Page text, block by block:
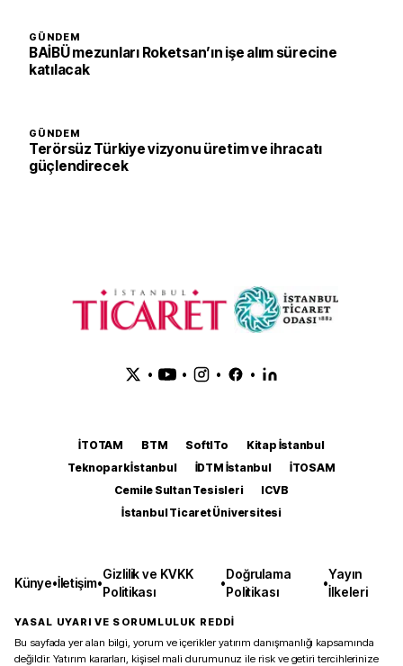
GÜNDEM
BAİBÜ mezunları Roketsan’ın işe alım sürecine
katılacak
GÜNDEM
Terörsüz Türkiye vizyonu üretim ve ihracatı
güçlendirecek
• • • •
İTOTAM BTM SoftITo
Kitap İstanbul
Teknopark İstanbul
İDTM İstanbul
İTOSAM
Cemile Sultan Tesisleri
ICVB
İstanbul Ticaret Üniversitesi
Künye•İletişim•
Gizlilik ve KVKK
Politikası
•
Doğrulama
Politikası
•
Yayın
İlkeleri
YASAL UYARI VE SORUMLULUK REDDİ
Bu sayfada yer alan bilgi, yorum ve içerikler yatırım danışmanlığı kapsamında
değildir. Yatırım kararları, kişisel mali durumunuz ile risk ve getiri tercihlerinize